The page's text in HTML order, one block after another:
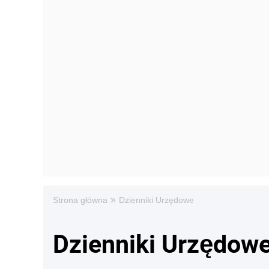
Strona główna » Dzienniki Urzędowe
Dzienniki